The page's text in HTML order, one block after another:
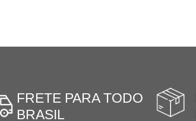
FRETE PARA TODO
BRASIL